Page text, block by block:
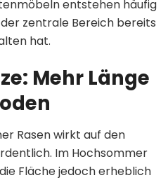
entstehen häufig
zentrale Bereich bereits
hat.
Mehr Länge
Rasen wirkt auf den
Im Hochsommer
Fläche jedoch erheblich